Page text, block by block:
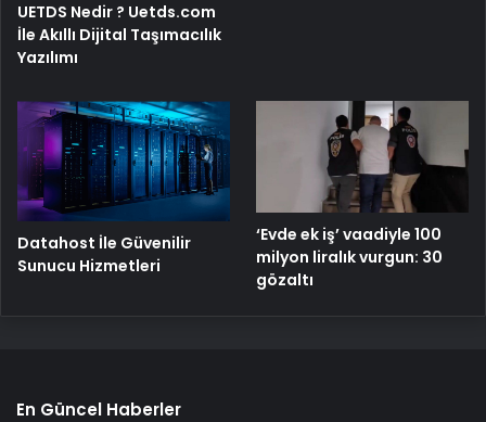
UETDS Nedir ? Uetds.com
İle Akıllı Dijital Taşımacılık
Yazılımı
Datahost İle Güvenilir
Sunucu Hizmetleri
‘Evde ek iş’ vaadiyle 100
milyon liralık vurgun: 30
gözaltı
En Güncel Haberler